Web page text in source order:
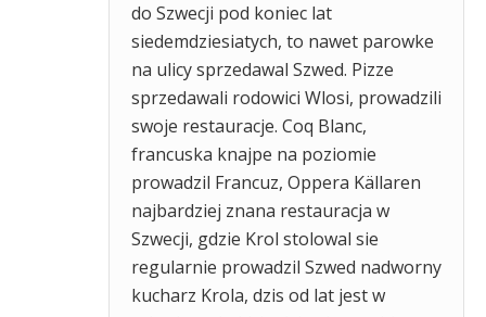
do Szwecji pod koniec lat
siedemdziesiatych, to nawet parowke
na ulicy sprzedawal Szwed. Pizze
sprzedawali rodowici Wlosi, prowadzili
swoje restauracje. Coq Blanc,
francuska knajpe na poziomie
prowadzil Francuz, Oppera Källaren
najbardziej znana restauracja w
Szwecji, gdzie Krol stolowal sie
regularnie prowadzil Szwed nadworny
kucharz Krola, dzis od lat jest w